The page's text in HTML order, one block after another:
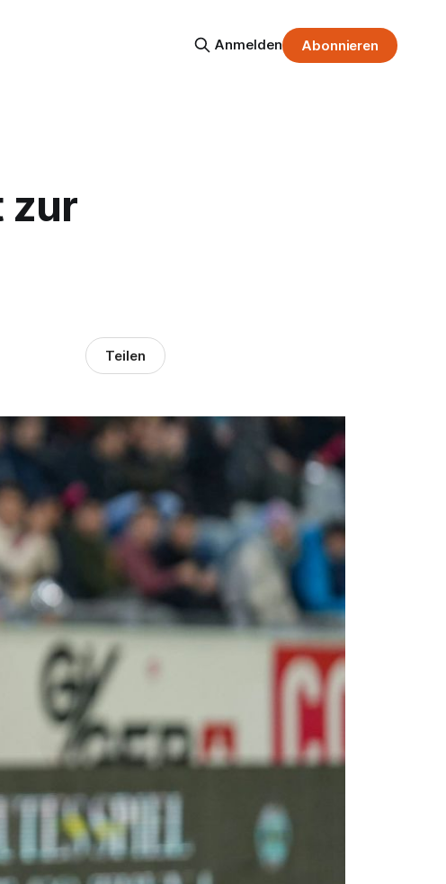
Anmelden Abonnieren
zur
Teilen